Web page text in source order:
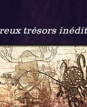
trésors